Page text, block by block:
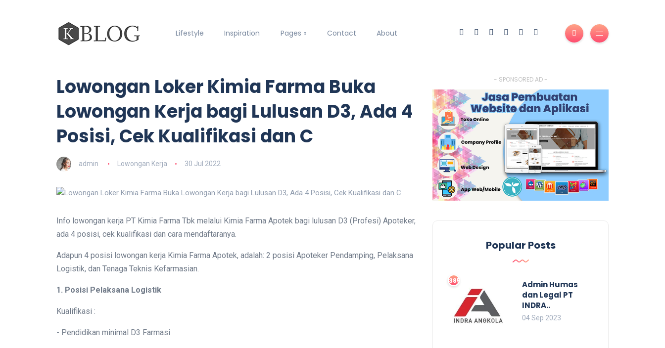
Lifestyle Inspiration Pages Contact About
Lowongan Loker Kimia Farma Buka
Lowongan Kerja bagi Lulusan D3, Ada 4
Posisi, Cek Kualifikasi dan C
admin Lowongan Kerja 30 Jul 2022
Info lowongan kerja PT Kimia Farma Tbk melalui Kimia Farma Apotek bagi lulusan D3 (Profesi) Apoteker,
ada 4 posisi, cek kualifikasi dan cara mendaftaranya.
Adapun 4 posisi lowongan kerja Kimia Farma Apotek, adalah: 2 posisi Apoteker Pendamping, Pelaksana
Logistik, dan Tenaga Teknis Kefarmasian.
1. Posisi Pelaksana Logistik
Kualifikasi :
- Pendidikan minimal D3 Farmasi
- SPONSORED AD -
Popular Posts
3855
Admin Humas
dan Legal PT
INDRA..
04 Sep 2023